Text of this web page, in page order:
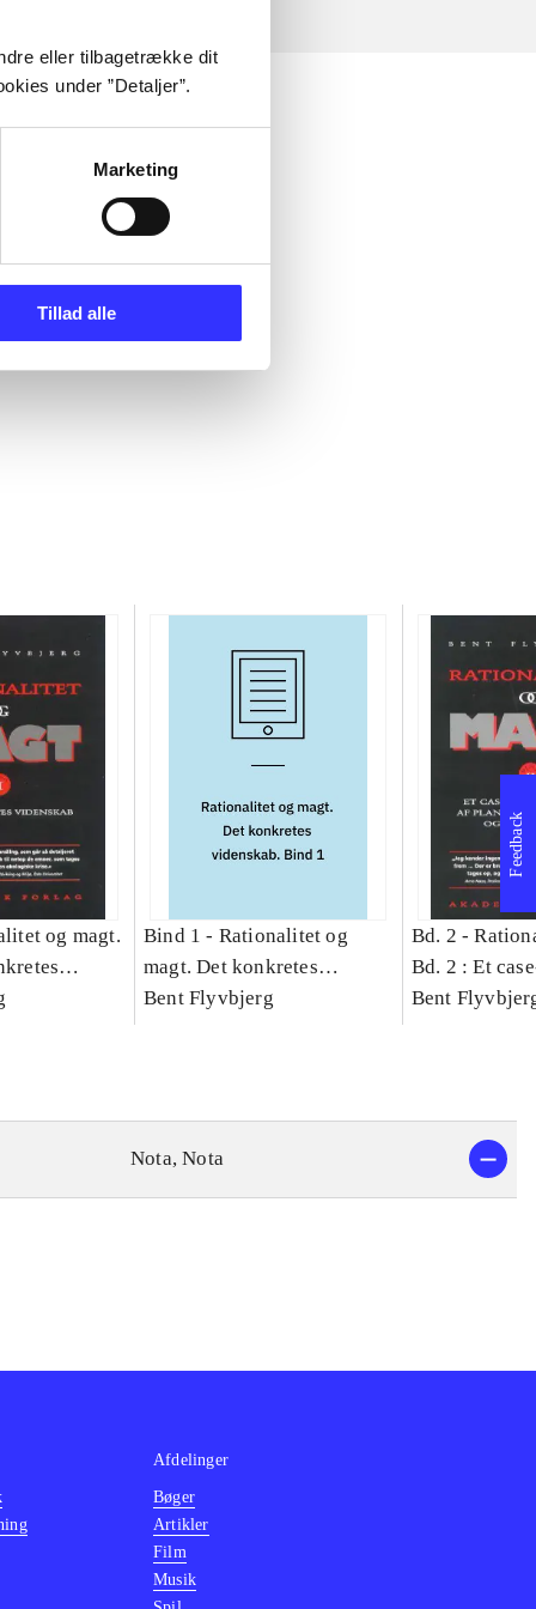
eller tilbagetrække dit
under ”Detaljer”.
Marketing
Tillad alle
og magt.
Bind 1 - Rationalitet og
magt. Det konkretes
videnskab. Bind 1
Bent Flyvbjerg
Bd. 2 -
Bd. 2 : Et
studie af
Bent
Nota, Nota
Feedback
Afdelinger
Bøger
Artikler
Film
Musik